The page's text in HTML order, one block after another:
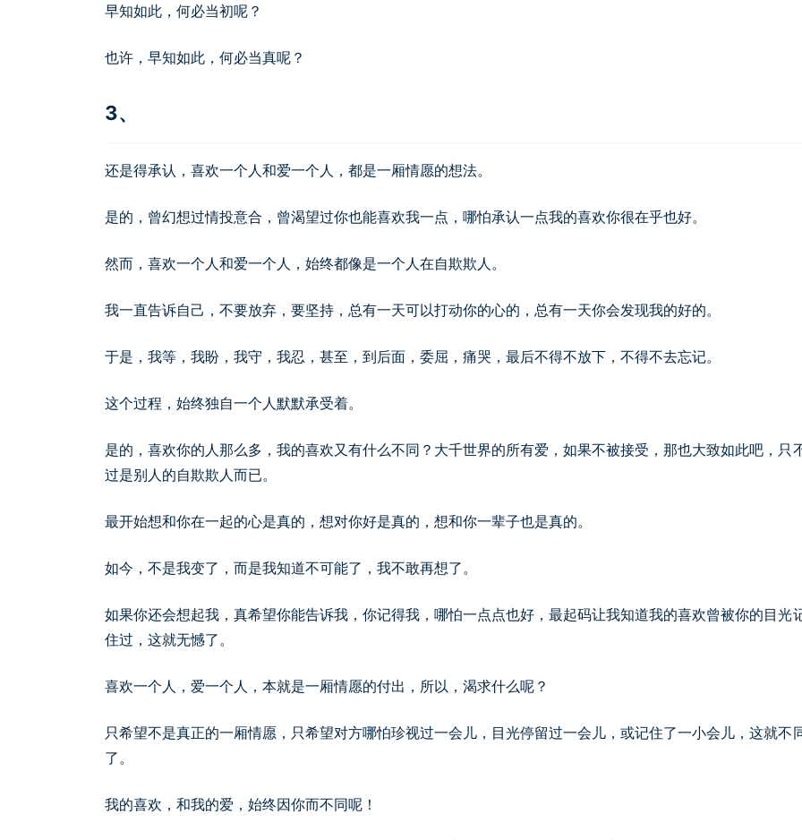
早知如此，何必当初呢？
也许，早知如此，何必当真呢？
3、
还是得承认，喜欢一个人和爱一个人，都是一厢情愿的想法。
是的，曾幻想过情投意合，曾渴望过你也能喜欢我一点，哪怕承认一点我的喜欢你很在乎也好。
然而，喜欢一个人和爱一个人，始终都像是一个人在自欺欺人。
我一直告诉自己，不要放弃，要坚持，总有一天可以打动你的心的，总有一天你会发现我的好的。
于是，我等，我盼，我守，我忍，甚至，到后面，委屈，痛哭，最后不得不放下，不得不去忘记。
这个过程，始终独自一个人默默承受着。
是的，喜欢你的人那么多，我的喜欢又有什么不同？大千世界的所有爱，如果不被接受，那也大致如此吧，只
过是别人的自欺欺人而已。
最开始想和你在一起的心是真的，想对你好是真的，想和你一辈子也是真的。
如今，不是我变了，而是我知道不可能了，我不敢再想了。
如果你还会想起我，真希望你能告诉我，你记得我，哪怕一点点也好，最起码让我知道我的喜欢曾被你的目光
住过，这就无憾了。
喜欢一个人，爱一个人，本就是一厢情愿的付出，所以，渴求什么呢？
只希望不是真正的一厢情愿，只希望对方哪怕珍视过一会儿，目光停留过一会儿，或记住了一小会儿，这就不
了。
我的喜欢，和我的爱，始终因你而不同呢！